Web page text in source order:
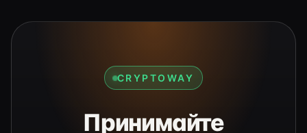
CRYPTOWAY
Принимайте